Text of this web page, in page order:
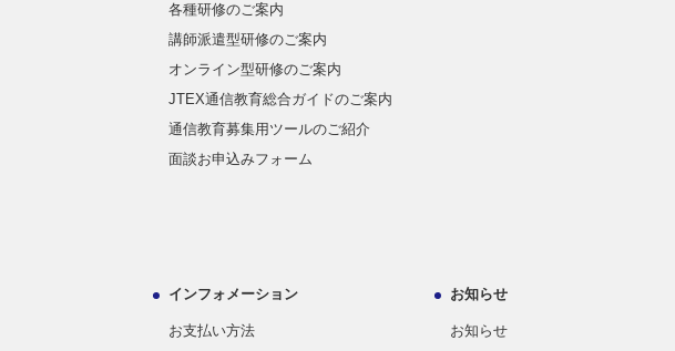
各種研修のご案内
講師派遣型研修のご案内
オンライン型研修のご案内
JTEX通信教育総合ガイドのご案内
通信教育募集用ツールのご紹介
面談お申込みフォーム
インフォメーション
お支払い方法
お知らせ
お知らせ